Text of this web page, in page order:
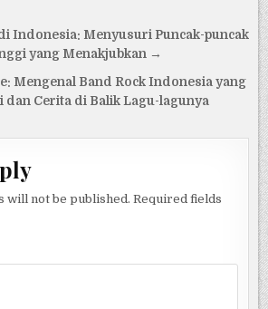
Indonesia: Menyusuri Puncak-puncak
yang Menakjubkan →
Mengenal Band Rock Indonesia yang
dan Cerita di Balik Lagu-lagunya
will not be published. Required fields